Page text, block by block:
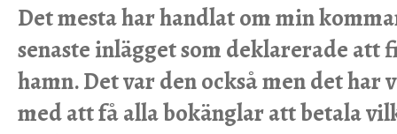
Det mesta har handlat om min
senaste inlägget som deklarerade att
hamn. Det var den också men det har
med att få alla bokänglar att betala